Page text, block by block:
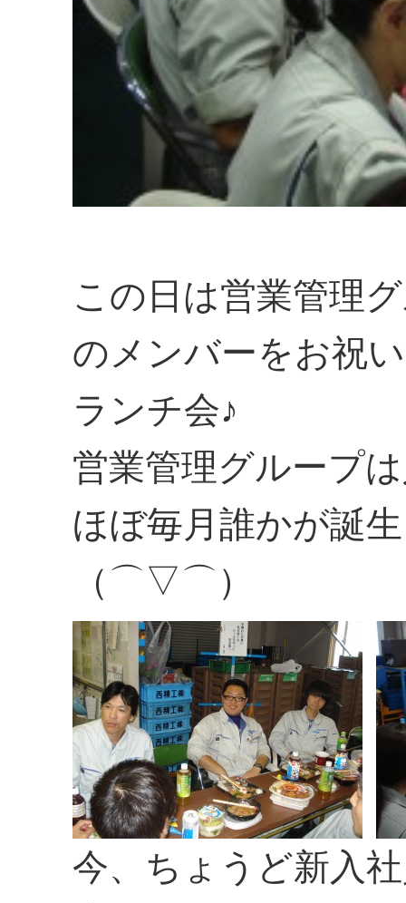
この日は営業管理
のメンバーをお祝
ランチ会♪
営業管理グループ
ほぼ毎月誰かが誕
（⌒▽⌒）
今、ちょうど新入